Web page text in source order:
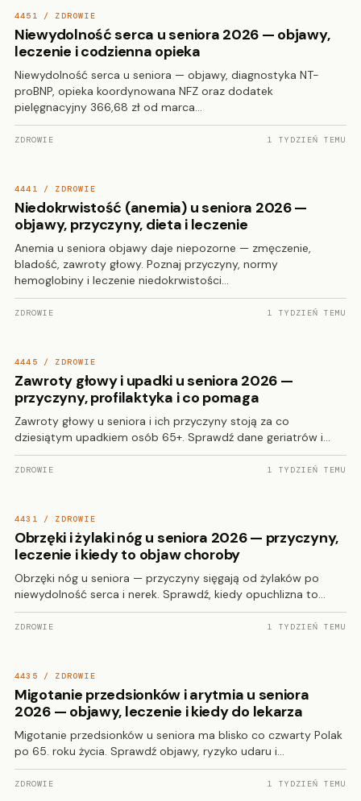
4451 / ZDROWIE
Niewydolność serca u seniora 2026 — objawy,
leczenie i codzienna opieka
Niewydolność serca u seniora — objawy, diagnostyka NT-
proBNP, opieka koordynowana NFZ oraz dodatek
pielęgnacyjny 366,68 zł od marca…
ZDROWIE 1 TYDZIEŃ TEMU
4441 / ZDROWIE
Niedokrwistość (anemia) u seniora 2026 —
objawy, przyczyny, dieta i leczenie
Anemia u seniora objawy daje niepozorne — zmęczenie,
bladość, zawroty głowy. Poznaj przyczyny, normy
hemoglobiny i leczenie niedokrwistości…
ZDROWIE 1 TYDZIEŃ TEMU
4445 / ZDROWIE
Zawroty głowy i upadki u seniora 2026 —
przyczyny, profilaktyka i co pomaga
Zawroty głowy u seniora i ich przyczyny stoją za co
dziesiątym upadkiem osób 65+. Sprawdź dane geriatrów i…
ZDROWIE 1 TYDZIEŃ TEMU
4431 / ZDROWIE
Obrzęki i żylaki nóg u seniora 2026 — przyczyny,
leczenie i kiedy to objaw choroby
Obrzęki nóg u seniora — przyczyny sięgają od żylaków po
niewydolność serca i nerek. Sprawdź, kiedy opuchlizna to…
ZDROWIE 1 TYDZIEŃ TEMU
4435 / ZDROWIE
Migotanie przedsionków i arytmia u seniora
2026 — objawy, leczenie i kiedy do lekarza
Migotanie przedsionków u seniora ma blisko co czwarty Polak
po 65. roku życia. Sprawdź objawy, ryzyko udaru i…
ZDROWIE 1 TYDZIEŃ TEMU